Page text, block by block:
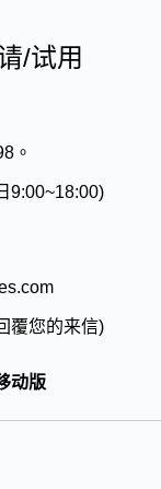
/试用
。
9:00~18:00)
覆您的来信)
动版